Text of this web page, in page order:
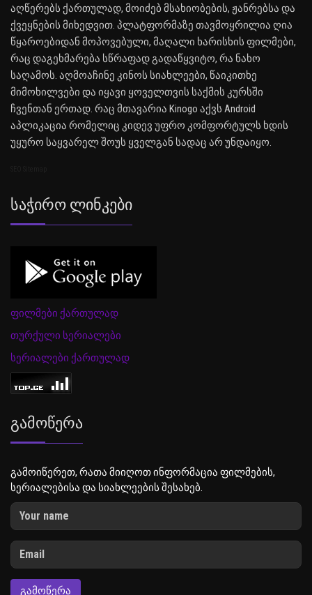
აღწერებს ქართულად, მოიძებ მსახიობების, ჟანრებსა და
ქვეყნების მიხედვით. პლატფორმაზე თავმოყრილია ღია
წყაროებიდან მოპოვებული, მაღალი ხარისხის ფილმები,
რაც დაგეხმარება სწრაფად გადაწყვიტო, რა ნახო
საღამოს. აღმოაჩინე კინოს სიახლეები, წაიკითხე
მიმოხილვები და იყავი ყოველთვის საქმის კურსში
ჩვენთან ერთად. რაც მთავარია Kinogo აქვს Android
აპლიკაცია რომელიც კიდევ უფრო კომფორტულს ხდის
უყურო საყვარელ შოუს ყველგან სადაც არ უნდაიყო.
Საჭირო Ლინკები
ფილმები ქართულად
თურქული სერიალები
სერიალები ქართულად
Გამოწერა
გამოიწერეთ, რათა მიიღოთ ინფორმაცია ფილმების,
სერიალებისა და სიახლეების შესახებ.
ᲒᲐᲛᲝᲬᲔᲠᲐ